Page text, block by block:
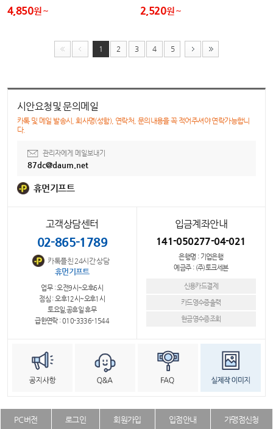
4,850원 2,520원
1 2 3 4 5
시안요청및 문의메일
카톡 및 메일 발송시, 회사명(성함), 연락처, 문의내용을 꼭 적어주셔야 연락가능합니
다.
관리자에게 메일보내기
87dc@daum.net
휴먼기프트
고객상담센터
02-865-1789
카톡플친 24시간 상담
휴먼기프트
업무 : 오전9시~오후6시
점심 : 오후12시~오후1시
토요일,공휴일 휴무
급한연락 : 010-3336-1544
입금계좌안내
141-050277-04-021
은행명 : 기업은행
예금주 : (주)토크세븐
신용카드결제
카드영수증출력
현금영수증조회
PC버전 로그인 회원가입 입점안내 가맹점신청